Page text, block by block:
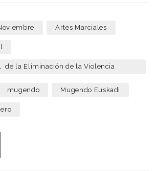
Artes Marciales
de la Eliminación de la Violencia
mugendo Mugendo Euskadi